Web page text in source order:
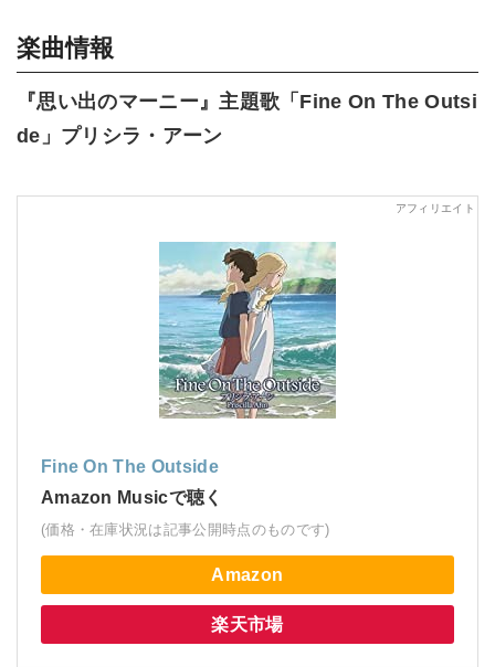
楽曲情報
『思い出のマーニー』主題歌「 Fine On The Outsi
de」プリシラ・アーン
Fine On The Outside
Amazon Musicで聴く
(価格・在庫状況は記事公開時点のものです)
Amazon
楽天市場